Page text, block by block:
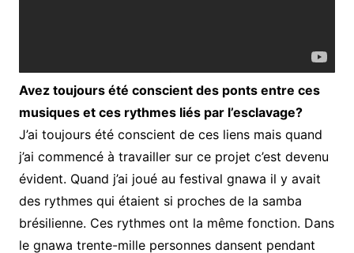
Avez toujours été conscient des ponts entre ces
musiques et ces rythmes liés par l’esclavage?
J’ai toujours été conscient de ces liens mais quand
j’ai commencé à travailler sur ce projet c’est devenu
évident. Quand j’ai joué au festival gnawa il y avait
des rythmes qui étaient si proches de la samba
brésilienne. Ces rythmes ont la même fonction. Dans
le gnawa trente-mille personnes dansent pendant